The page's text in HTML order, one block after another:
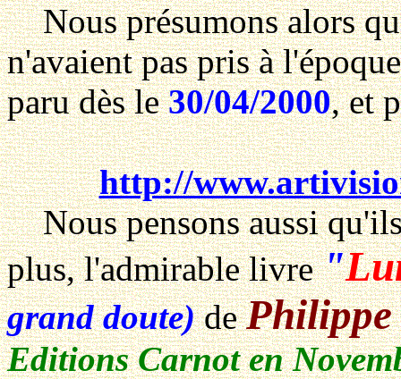
Nous présumons alors
n'avaient pas pris à
paru dès le30/04/2000, et
http://
Nous pensons aussi
plus, l'admirable livre"
grand doute)de
Editions Carnot en